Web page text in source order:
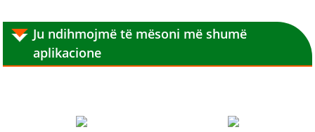
Ju ndihmojmë të mësoni më shumë
aplikacione